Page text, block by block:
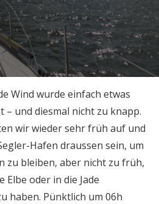
Wind wurde einfach etwas
– und diesmal nicht zu knapp.
wir wieder sehr früh auf und
Hafen draussen sein, um
zu bleiben, aber nicht zu früh,
Elbe oder in die Jade
haben. Pünktlich um 06h